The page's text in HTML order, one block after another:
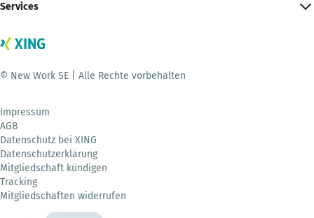
Services
© New Work SE | Alle Rechte vorbehalten
Impressum
AGB
Datenschutz bei XING
Datenschutzerklärung
Mitgliedschaft kündigen
Tracking
Mitgliedschaften widerrufen